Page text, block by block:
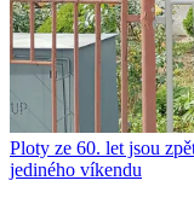
Ploty ze 60. let jsou
jediného víkendu